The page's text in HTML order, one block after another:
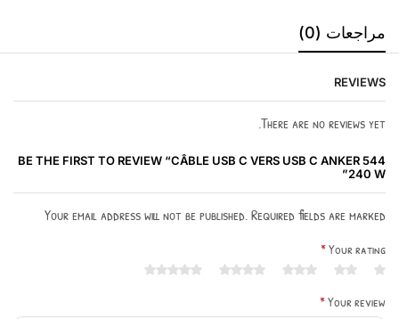
مراجعات (0)
REVIEWS
There are no reviews yet.
BE THE FIRST TO REVIEW “CÂBLE USB C VERS USB C ANKER 544
240 W”
Your email address will not be published. Required fields are marked
Your rating
*
Your review
*